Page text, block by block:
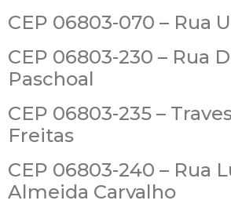
CEP 06803-070 – Rua
CEP 06803-230 – Rua
Paschoal
CEP 06803-235 –
Freitas
CEP 06803-240 – Rua
Almeida Carvalho